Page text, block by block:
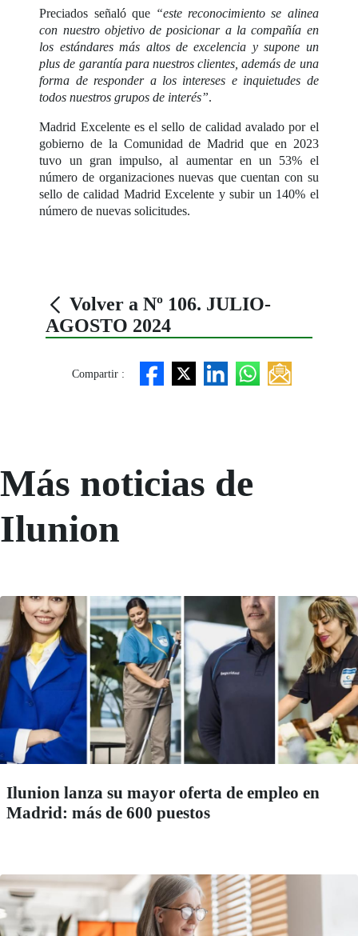
Preciados señaló que “este reconocimiento se alinea
con nuestro objetivo de posicionar a la compañía en
los estándares más altos de excelencia y supone un
plus de garantía para nuestros clientes, además de una
forma de responder a los intereses e inquietudes de
todos nuestros grupos de interés”.
Madrid Excelente es el sello de calidad avalado por el
gobierno de la Comunidad de Madrid que en 2023
tuvo un gran impulso, al aumentar en un 53% el
número de organizaciones nuevas que cuentan con su
sello de calidad Madrid Excelente y subir un 140% el
número de nuevas solicitudes.
Volver a Nº 106. JULIO-
AGOSTO 2024
Compartir :
Más noticias de
Ilunion
Ilunion lanza su mayor oferta de empleo en
Madrid: más de 600 puestos